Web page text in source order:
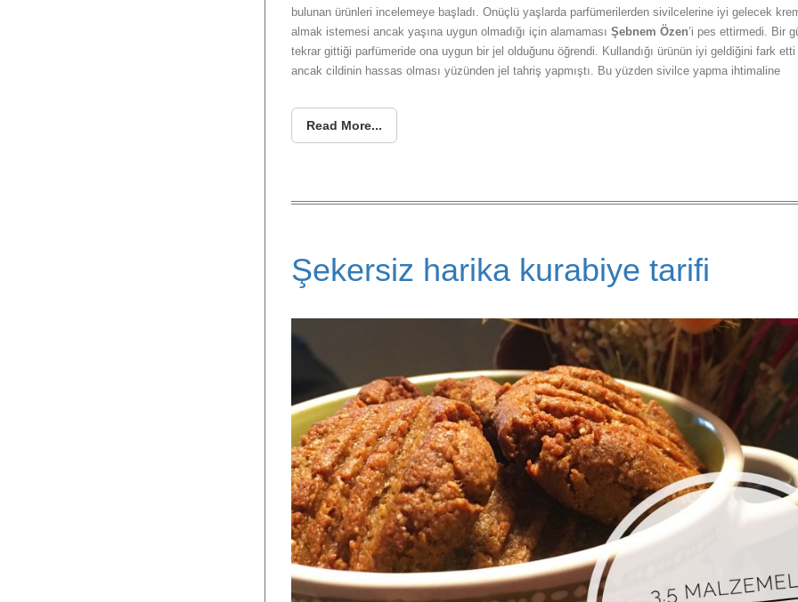
bulunan ürünleri incelemeye başladı. Onüçlü yaşlarda parfümerilerden sivilcelerine iyi gelecek
almak istemesi ancak yaşına uygun olmadığı için alamaması Şebnem Özen’i pes ettirmedi. Bir
tekrar gittiği parfümeride ona uygun bir jel olduğunu öğrendi. Kullandığı ürünün iyi geldiğini fark etti
ancak cildinin hassas olması yüzünden jel tahriş yapmıştı. Bu yüzden sivilce yapma ihtimaline
Read More...
Şekersiz harika kurabiye tarifi